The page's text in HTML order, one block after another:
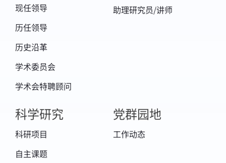
Geoscience and Remote Sensing, 61, 1-16.
5. Bian, Z., Wu, S., Roujean, J. L., Cao, B.*, Li,
H., Yin, G., ... & Liu, Q. (2022). A TIR forest
reflectance and transmittance (FRT) model
of Environment, 268, 112749.
6. Cao, B., Roujean, J. L., Gastellu-Etchegorry,
J. P., Liu, Q., Du, Y., Lagouarde, J. P., ... & Xiao,
现任领导
历任领导
历史沿革
学术委员会
学术会特聘顾问
助理研究员/讲师
科学研究
科研项目
自主课题
党群园地
工作动态